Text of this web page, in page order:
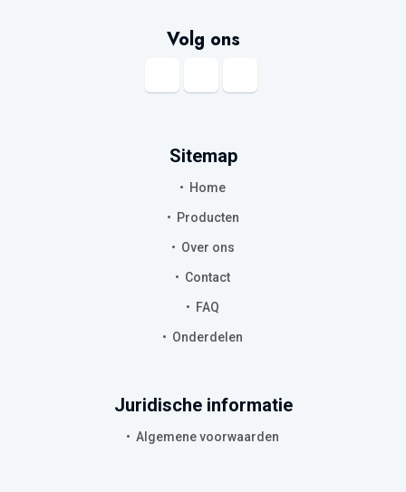
Volg ons
Sitemap
Home
Producten
Over ons
Contact
FAQ
Onderdelen
Juridische informatie
Algemene voorwaarden